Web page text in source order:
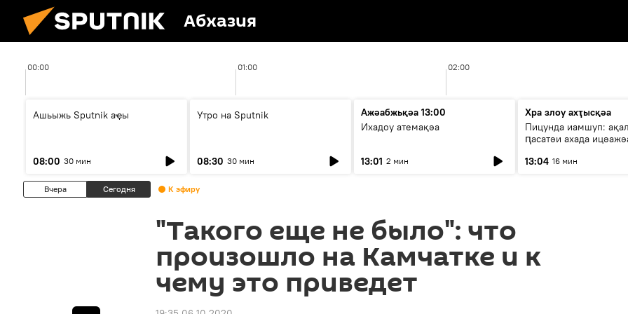
Абхазия
00:00 01:00 02:00
Ашьыжь Sputnik аҿы
08:00 30 мин
Утро на Sputnik
08:30 30 мин
Ажәабжьқәа 13:00
Ихадоу атемақәа
13:01 2 мин
Хра злоу ахҭысқәа
Пицунда иамшуп:
ԥасатәи ахада
13:04 16 мин
Вчера Сегодня К эфиру
"Такого еще не было": что
произошло на Камчатке и к
чему это приведет